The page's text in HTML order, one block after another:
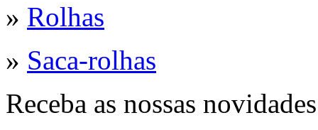
» Rolhas
» Saca-rolhas
Receba as nossas novidades